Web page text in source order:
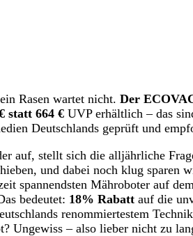
Rasen wartet nicht. Der
statt 664 € UVP erhältlich – das
Deutschlands geprüft und
auf, stellt sich die alljährliche
und dabei noch klug sparen
spannendsten Mähroboter auf
bedeutet: 18% Rabatt auf die
renommiertestem
Ungewiss – also lieber nicht zu